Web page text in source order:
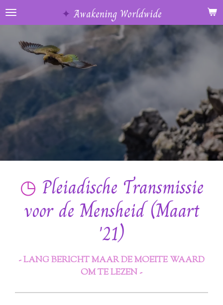
Ga
direct
hoofdinhoud
✦ Awakening Worldwide
◷ Pleiadische Transmissie
voor de Mensheid (Maart
'21)
- LANG BERICHT MAAR DE MOEITE WAARD
OM TE LEZEN -